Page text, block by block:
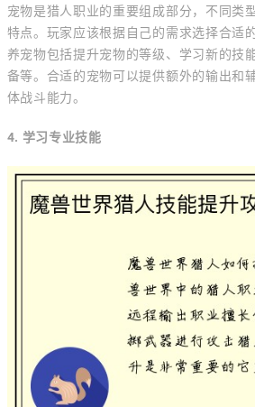
宠物是猎人职业的重要组成部分，不同类
特点。玩家应该根据自己的需求选择合适
养宠物包括提升宠物的等级、学习新的技
备等。合适的宠物可以提供额外的输出和
体战斗能力。
4. 学习专业技能